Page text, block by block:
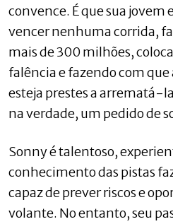
convence. É que sua jovem
vencer nenhuma corrida,
mais de 300 milhões,
falência e fazendo com
esteja prestes a arrematá-
na verdade, um pedido de
Sonny é talentoso,
conhecimento das pistas
capaz de prever riscos e
volante. No entanto, seu